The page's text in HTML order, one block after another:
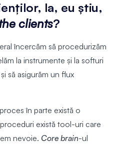
la, eu știu,
clients?
încercăm să procedurizăm
la instrumente și la softuri
să asigurăm un flux
în parte există o
există tool-uri care
nevoie. Core brain-ul